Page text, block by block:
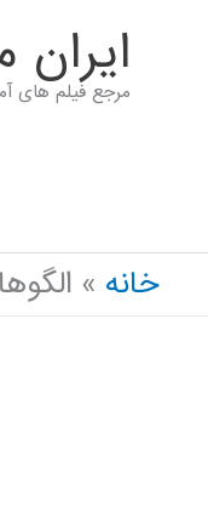
مرجع فیلم های
خانه